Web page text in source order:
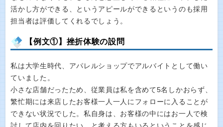
活かし方ができる、というアピールができるというのも採用
担当者は評価してくれるでしょう。
【例文①】挫折体験の設問
私は大学生時代、アパレルショップでアルバイトとして働い
ていました。
小さな店舗だったため、従業員は私を含めて5名しかおらず、
繁忙期には来店したお客様一人一人にフォローに入ることが
できない状況でした。私自身は、お客様の中にはお一人で検